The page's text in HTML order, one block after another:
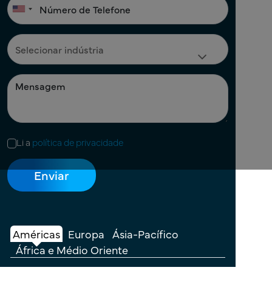
Li a política de privacidade
Américas Europa Ásia-Pacífico
África e Médio Oriente